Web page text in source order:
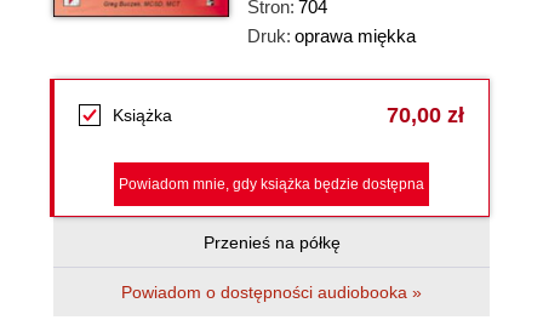
Stron: 704
Druk: oprawa miękka
Książka 70,00 zł
Powiadom mnie, gdy książka będzie dostępna
Przenieś na półkę
Powiadom o dostępności audiobooka »